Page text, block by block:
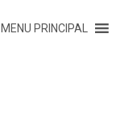
MENU PRINCIPAL